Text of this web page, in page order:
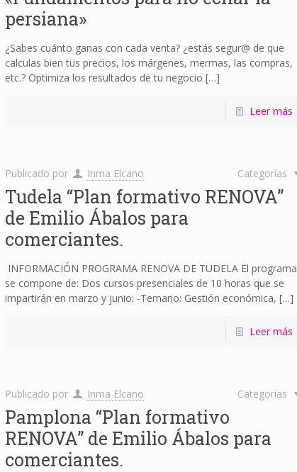
persiana»
¿Sabes cuánto ganas con cada venta? ¿estás segur@ de que
calculas bien tus precios, los márgenes, mermas, las compras,
etc.? Optimiza los resultados de tu negocio […]
Leer más
Publicado por Inma Elcano Categorías
Tudela “Plan formativo RENOVA”
de Emilio Ábalos para
comerciantes.
INFORMACIÓN PROGRAMA RENOVA DE TUDELA El programa
se compone de: Dos cursos presenciales de 10 horas que se
impartirán en marzo y junio: -Temario: Gestión económica, […]
Leer más
Publicado por Inma Elcano Categorías
Pamplona “Plan formativo
RENOVA” de Emilio Ábalos para
comerciantes.